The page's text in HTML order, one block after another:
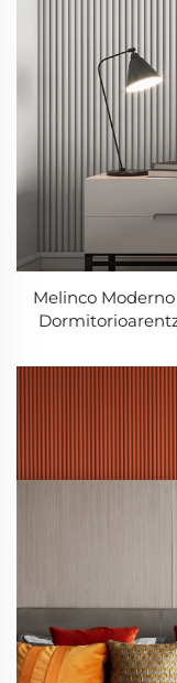
Melinco